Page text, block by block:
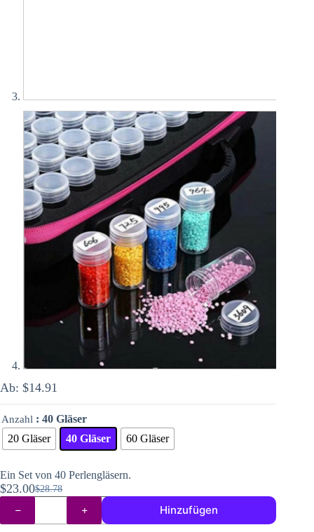
Ab: $14.91
Anzahl : 40 Gläser
20 Gläser
40 Gläser 60 Gläser
Ein Set von 40 Perlengläsern.
$28.78
Ursprünglicher
war:
$23.00Aktueller
ist:
Schalen
Perlen
Hinzufügen